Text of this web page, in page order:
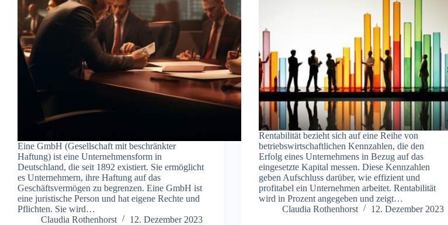
Eine GmbH (Gesellschaft mit beschränkter
Haftung) ist eine Unternehmensform in
Deutschland, die seit 1892 existiert. Sie ermöglicht
es Unternehmern, ihre Haftung auf das
Geschäftsvermögen zu begrenzen. Eine GmbH ist
eine juristische Person und hat eigene Rechte und
Pflichten. Sie wird…
Claudia Rothenhorst
12. Dezember 2023
Rentabilität bezieht sich auf eine Reihe von
betriebswirtschaftlichen Kennzahlen, die den
Erfolg eines Unternehmens in Bezug auf das
eingesetzte Kapital messen. Diese Kennzahlen
geben Aufschluss darüber, wie effizient und
profitabel ein Unternehmen arbeitet. Rentabilität
wird in Prozent angegeben und zeigt…
Claudia Rothenhorst
12. Dezember 2023